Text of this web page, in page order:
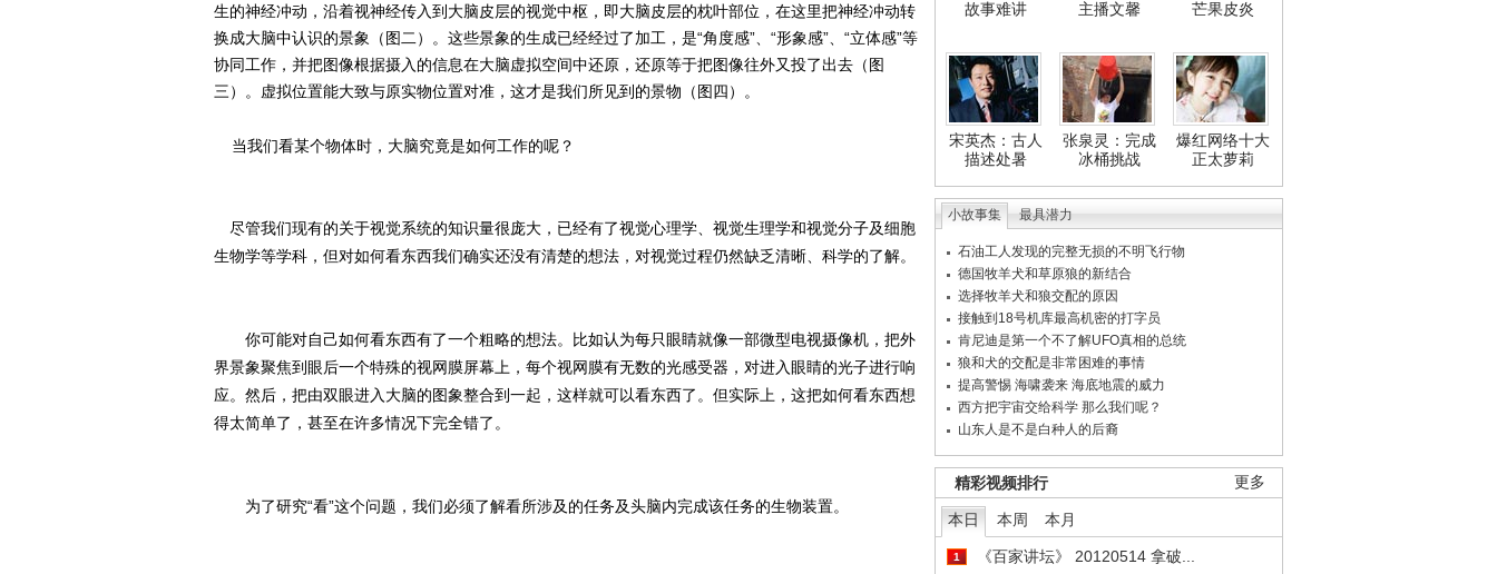
故事难讲
主播文馨
芒果皮炎
宋英杰：古人
描述处暑
张泉灵：完成
冰桶挑战
爆红网络十大
正太萝莉
小故事集 最具潜力
石油工人发现的完整无损的不明飞行物
德国牧羊犬和草原狼的新结合
选择牧羊犬和狼交配的原因
接触到18号机库最高机密的打字员
肯尼迪是第一个不了解UFO真相的总统
狼和犬的交配是非常困难的事情
提高警惕 海啸袭来 海底地震的威力
西方把宇宙交给科学 那么我们呢？
山东人是不是白种人的后裔
更多
精彩视频排行
本日 本周 本月
1 《百家讲坛》 20120514 拿破...
生的神经冲动，沿着视神经传入到大脑皮层的视觉中枢，即大脑皮层的枕叶部位，在这里把神经冲动转
换成大脑中认识的景象（图二）。这些景象的生成已经经过了加工，是“角度感”、“形象感”、“立体感”等
协同工作，并把图像根据摄入的信息在大脑虚拟空间中还原，还原等于把图像往外又投了出去（图
三）。虚拟位置能大致与原实物位置对准，这才是我们所见到的景物（图四）。
当我们看某个物体时，大脑究竟是如何工作的呢？
尽管我们现有的关于视觉系统的知识量很庞大，已经有了视觉心理学、视觉生理学和视觉分子及细胞
生物学等学科，但对如何看东西我们确实还没有清楚的想法，对视觉过程仍然缺乏清晰、科学的了解。
你可能对自己如何看东西有了一个粗略的想法。比如认为每只眼睛就像一部微型电视摄像机，把外
界景象聚焦到眼后一个特殊的视网膜屏幕上，每个视网膜有无数的光感受器，对进入眼睛的光子进行响
应。然后，把由双眼进入大脑的图象整合到一起，这样就可以看东西了。但实际上，这把如何看东西想
得太简单了，甚至在许多情况下完全错了。
为了研究“看”这个问题，我们必须了解看所涉及的任务及头脑内完成该任务的生物装置。